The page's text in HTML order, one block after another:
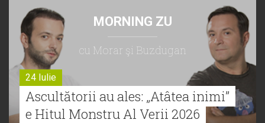
MORNING ZU
cu Morar şi Buzdugan
24 Iulie
Ascultătorii au ales: „Atâtea inimi”
e Hitul Monstru Al Verii 2026